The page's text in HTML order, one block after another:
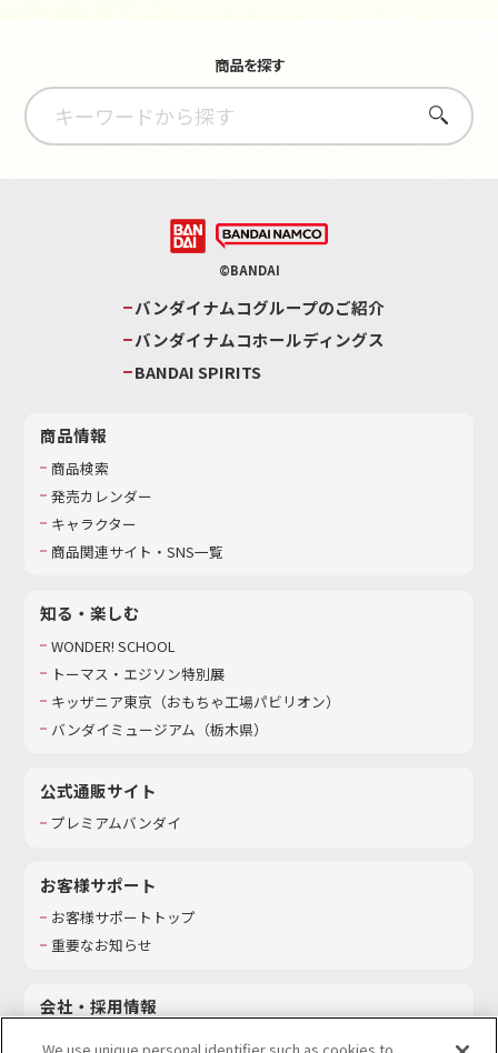
商品を探す
さがす
©BANDAI
バンダイナムコグループのご紹介
バンダイナムコホールディングス
BANDAI SPIRITS
商品情報
商品検索
発売カレンダー
キャラクター
商品関連サイト・SNS一覧
知る・楽しむ
WONDER! SCHOOL
トーマス・エジソン特別展
キッザニア東京（おもちゃ工場パビリオン）​
バンダイミュージアム（栃木県）
公式通販サイト
プレミアムバンダイ
お客様サポート
お客様サポートトップ
重要なお知らせ
会社・採用情報